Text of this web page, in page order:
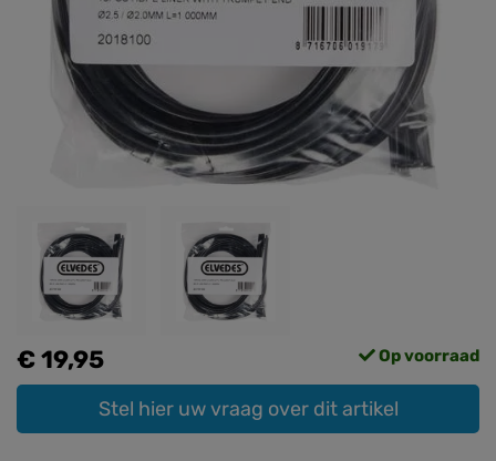
€ 19,95 Op voorraad
Stel hier uw vraag over dit artikel